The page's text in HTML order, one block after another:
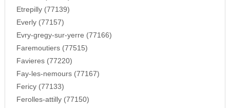
Etrepilly (77139)
Everly (77157)
Evry-gregy-sur-yerre (77166)
Faremoutiers (77515)
Favieres (77220)
Fay-les-nemours (77167)
Fericy (77133)
Ferolles-attilly (77150)